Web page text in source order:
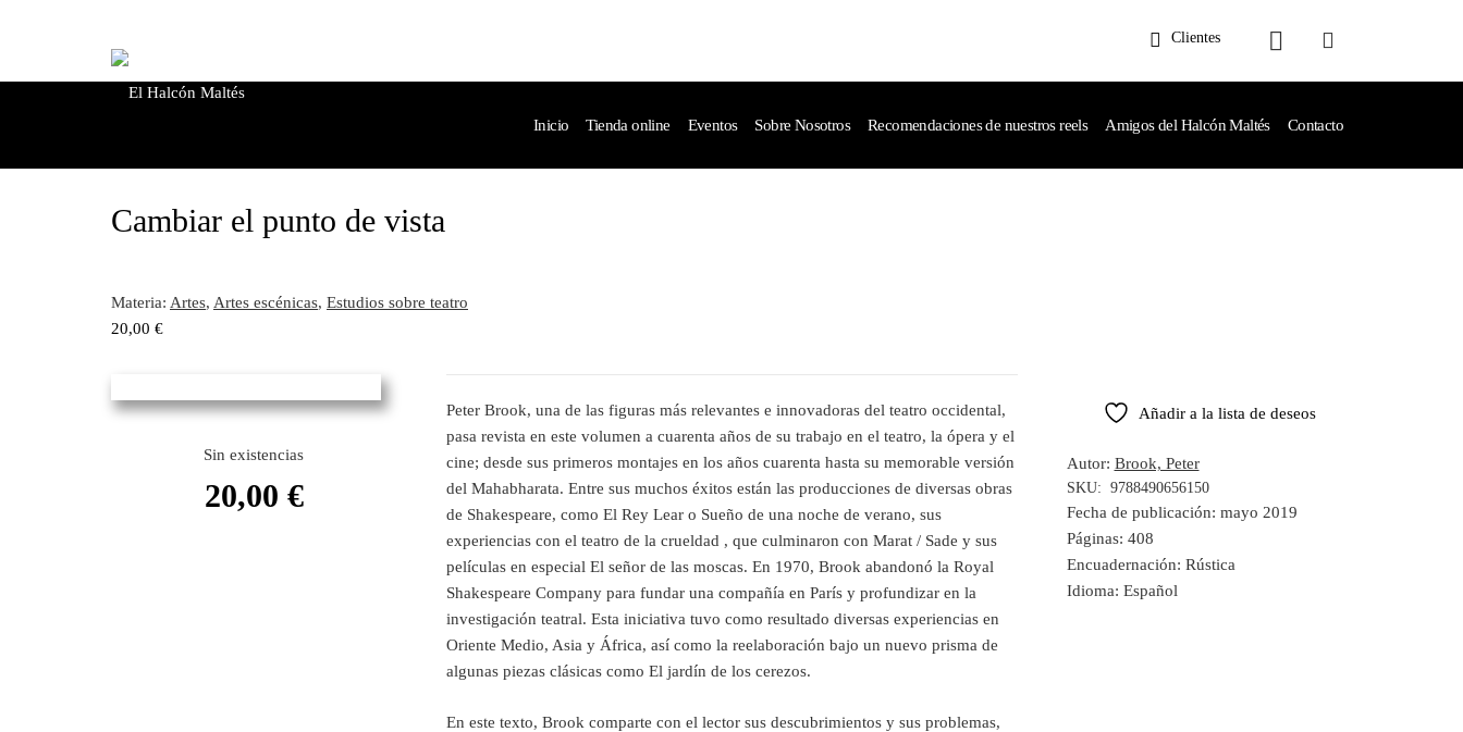
Clientes
Inicio Tienda online Eventos Sobre Nosotros Recomendaciones de nuestros reels Amigos del Halcón Maltés Contacto
Cambiar el punto de vista
Materia: Artes, Artes escénicas, Estudios sobre teatro
20,00 €
Sin existencias
20,00 €
Peter Brook, una de las figuras más relevantes e innovadoras del teatro occidental,
pasa revista en este volumen a cuarenta años de su trabajo en el teatro, la ópera y el
cine; desde sus primeros montajes en los años cuarenta hasta su memorable versión
del Mahabharata. Entre sus muchos éxitos están las producciones de diversas obras
de Shakespeare, como El Rey Lear o Sueño de una noche de verano, sus
experiencias con el teatro de la crueldad , que culminaron con Marat / Sade y sus
películas en especial El señor de las moscas. En 1970, Brook abandonó la Royal
Shakespeare Company para fundar una compañía en París y profundizar en la
investigación teatral. Esta iniciativa tuvo como resultado diversas experiencias en
Oriente Medio, Asia y África, así como la reelaboración bajo un nuevo prisma de
algunas piezas clásicas como El jardín de los cerezos.
En este texto, Brook comparte con el lector sus descubrimientos y sus problemas,
Añadir a la lista de deseos
Autor: Brook, Peter
SKU: 9788490656150
Fecha de publicación: mayo 2019
Páginas: 408
Encuadernación: Rústica
Idioma: Español